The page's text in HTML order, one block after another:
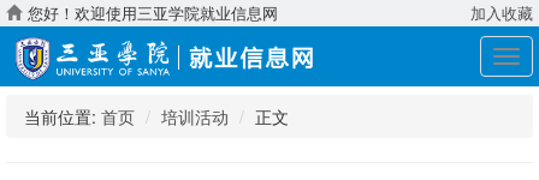
您好！欢迎使用三亚学院就业信息网 加入收藏
展
开
当前位置: 首页 培训活动 正文